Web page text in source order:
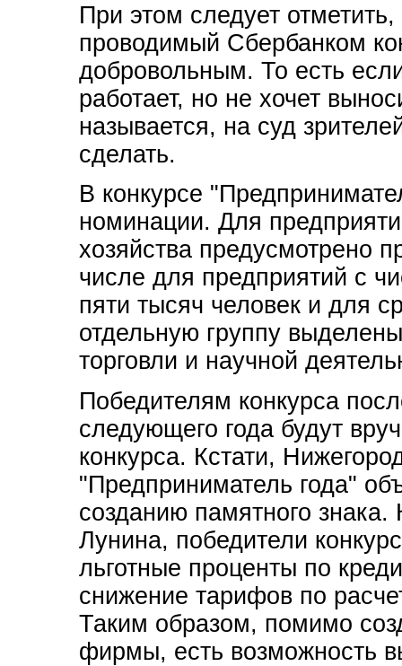
При этом следует
проводимый Сбербанком
добровольным. То есть
работает, но не хочет
называется, на суд
сделать.
В конкурсе
номинации. Для
хозяйства предусмотрено
числе для предприятий с
пяти тысяч человек и для
отдельную группу
торговли и научной
Победителям конкурса
следующего года будут
конкурса. Кстати,
"Предприниматель года"
созданию памятного
Лунина, победители
льготные проценты по
снижение тарифов по
Таким образом, помимо
фирмы, есть возможность